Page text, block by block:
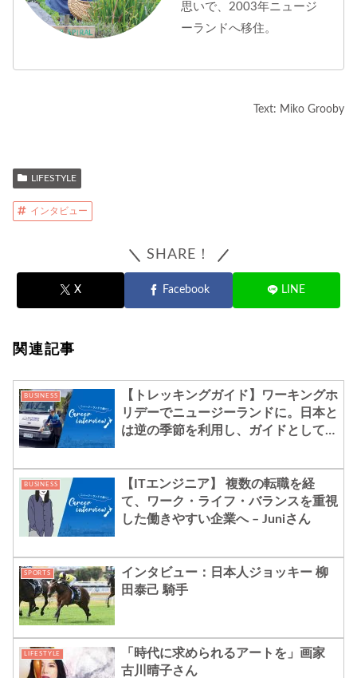
思いで、2003年ニュージ
ーランドへ移住。
Text: Miko Grooby
LIFESTYLE
インタビュー
SHARE！
X Facebook LINE
関連記事
BUSINESS
【トレッキングガイド】ワーキングホ
リデーでニュージーランドに。日本と
は逆の季節を利用し、ガイドとして二
BUSINESS
【ITエンジニア】 複数の転職を経
て、ワーク・ライフ・バランスを重視
した働きやすい企業へ – Juniさん
SPORTS
インタビュー：日本人ジョッキー 柳
田泰己 騎手
LIFESTYLE
「時代に求められるアートを」画家
古川晴子さん